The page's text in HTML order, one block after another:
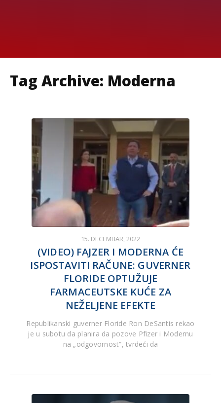
Tag Archive: Moderna
15. DECEMBAR, 2022
(VIDEO) FAJZER I MODERNA ĆE
ISPOSTAVITI RAČUNE: GUVERNER
FLORIDE OPTUŽUJE
FARMACEUTSKE KUĆE ZA
NEŽELJENE EFEKTE
Republikanski guverner Floride Ron DeSantis rekao
je u subotu da planira da pozove Pfizer i Modernu
na „odgovornost“, tvrdeći da